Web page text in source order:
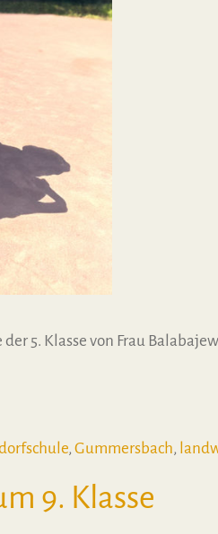
5. Klasse von Frau
, Gummersbach,
9. Klasse